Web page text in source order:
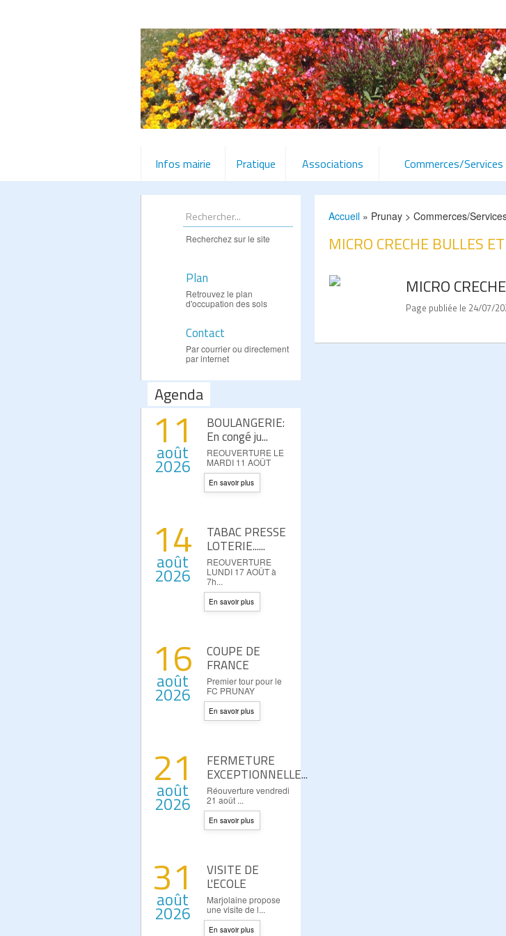
Infos mairie Pratique Associations Commerces/Services
Accueil » Prunay > Commerces/
MICRO CRECHE BULLES
MICRO
Page publiée le 24/07/
Recherchez sur le site
Plan
Retrouvez le plan
d'occupation des sols
Contact
Par courrier ou directement
par internet
Agenda
BOULANGERIE:
En congé ju...
REOUVERTURE LE
MARDI 11 AOÛT
11
août
2026
En savoir plus
TABAC PRESSE
LOTERIE......
REOUVERTURE
LUNDI 17 AOÛT à
7h...
14
août
2026
En savoir plus
COUPE DE
FRANCE
Premier tour pour le
FC PRUNAY
16
août
2026
En savoir plus
FERMETURE
EXCEPTIONNELLE...
Réouverture vendredi
21 août ...
21
août
2026
En savoir plus
VISITE DE
L'ECOLE
Marjolaine propose
une visite de l...
31
août
2026
En savoir plus